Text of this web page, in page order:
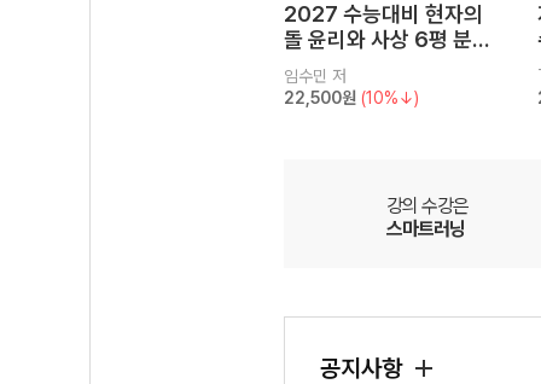
2027 수능대비 현자의
돌 윤리와 사상 6평 분
석서&EBS 수능완성 연
계 N제
임수민 저
22,500원 (10%↓)
강의 수강은
스마트러닝
공지사항